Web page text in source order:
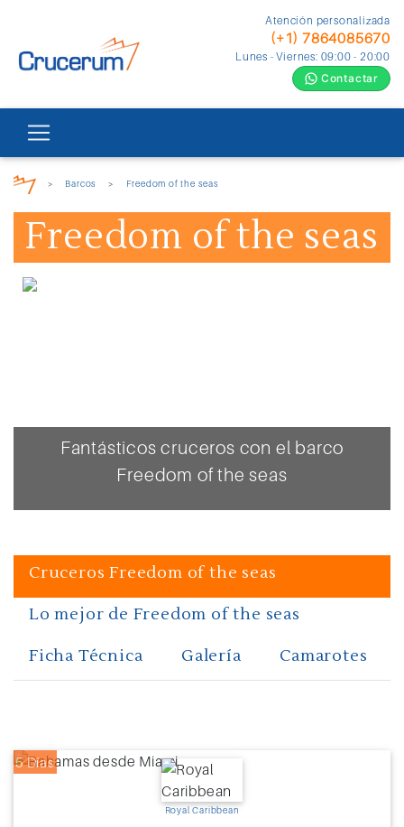
Atención personalizada
(+1) 7864085670
Lunes - Viernes: 09:00 - 20:00
Contactar
> Barcos > Freedom of the seas
Freedom of the seas
Fantásticos cruceros con el barco
Freedom of the seas
Cruceros Freedom of the seas
Lo mejor de Freedom of the seas
Ficha Técnica
Galería Camarotes
5 Días
Royal Caribbean